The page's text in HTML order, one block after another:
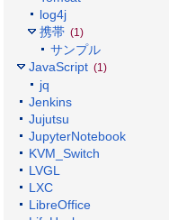
log4j
携帯 (1)
サンプル
JavaScript (1)
jq
Jenkins
Jujutsu
JupyterNotebook
KVM_Switch
LVGL
LXC
LibreOffice